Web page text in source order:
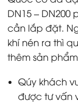
DN15 –
cần lắp đặt.
khí nén ra thì
thêm sản phẩm
Qúy khách
được tư vấn